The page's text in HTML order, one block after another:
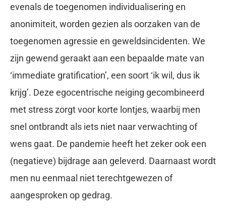
evenals de toegenomen individualisering en
anonimiteit, worden gezien als oorzaken van de
toegenomen agressie en geweldsincidenten. We
zijn gewend geraakt aan een bepaalde mate van
‘immediate gratification’, een soort ‘ik wil, dus ik
krijg’. Deze egocentrische neiging gecombineerd
met stress zorgt voor korte lontjes, waarbij men
snel ontbrandt als iets niet naar verwachting of
wens gaat. De pandemie heeft het zeker ook een
(negatieve) bijdrage aan geleverd. Daarnaast wordt
men nu eenmaal niet terechtgewezen of
aangesproken op gedrag.